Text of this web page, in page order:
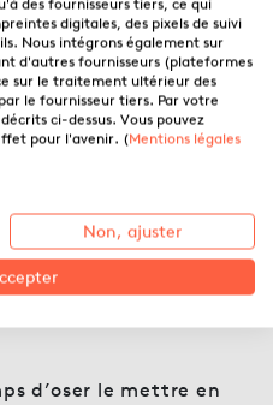
oubliettes
été une personnalité
au grenier, est-ce
ses œuvres aujourd’hui
pour vendre votre
d’oser le mettre en
des fournisseurs tiers, ce qui
digitales, des pixels de suivi
Nous intégrons également sur
d'autres fournisseurs (plateformes
sur le traitement ultérieur des
le fournisseur tiers. Par votre
ci-dessus. Vous pouvez
pour l'avenir. (Mentions légales
Non, ajuster